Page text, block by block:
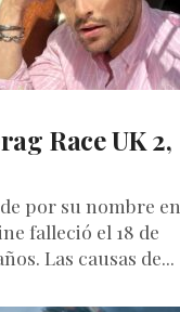
Race UK 2,
por su nombre en
falleció el 18 de
Las causas de...